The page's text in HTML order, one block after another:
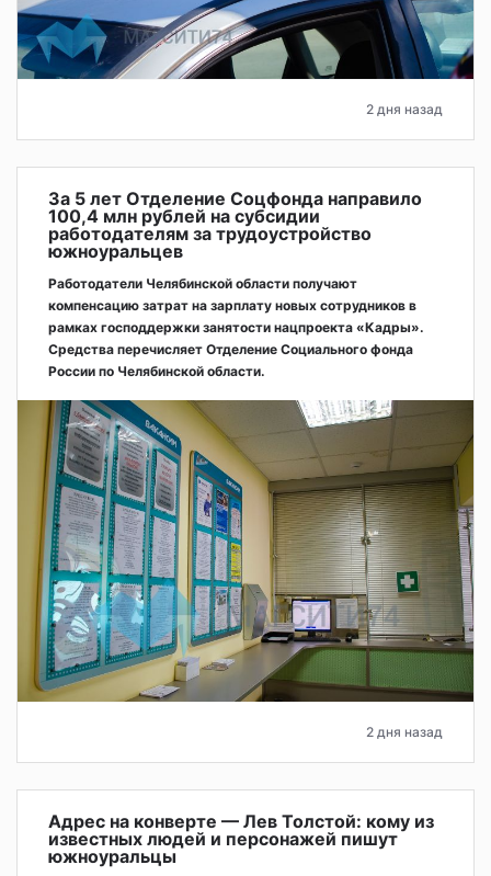
2 дня назад
За 5 лет Отделение Соцфонда направило
100,4 млн рублей на субсидии
работодателям за трудоустройство
южноуральцев
Работодатели Челябинской области получают
компенсацию затрат на зарплату новых сотрудников в
рамках господдержки занятости нацпроекта «Кадры».
Средства перечисляет Отделение Социального фонда
России по Челябинской области.
2 дня назад
Адрес на конверте — Лев Толстой: кому из
известных людей и персонажей пишут
южноуральцы